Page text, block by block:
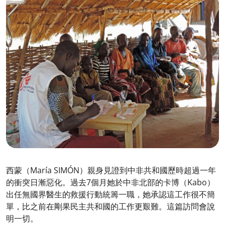
西蒙（María SIMÓN）親身見證到中非共和國歷時超過一年
的衝突日漸惡化。過去7個月她於中非北部的卡博（Kabo）
出任無國界醫生的救援行動統籌一職，她承認這工作很不簡
單，比之前在剛果民主共和國的工作更艱難。這篇訪問會說
明一切。